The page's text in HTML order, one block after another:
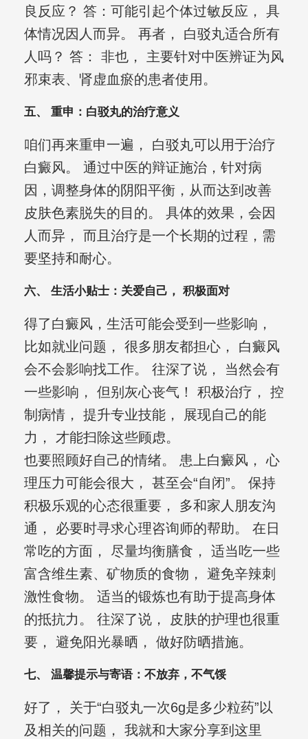
良反应？ 答：可能引起个体过敏反应， 具
体情况因人而异。 再者， 白驳丸适合所有
人吗？ 答： 非也， 主要针对中医辨证为风
邪束表、肾虚血瘀的患者使用。
五、 重申：白驳丸的治疗意义
咱们再来重申一遍， 白驳丸可以用于治疗
白癜风。 通过中医的辩证施治，针对病
因，调整身体的阴阳平衡，从而达到改善
皮肤色素脱失的目的。 具体的效果，会因
人而异， 而且治疗是一个长期的过程，需
要坚持和耐心。
六、 生活小贴士：关爱自己， 积极面对
得了白癜风，生活可能会受到一些影响，
比如就业问题， 很多朋友都担心， 白癜风
会不会影响找工作。 往深了说， 当然会有
一些影响， 但别灰心丧气！ 积极治疗， 控
制病情， 提升专业技能， 展现自己的能
力， 才能扫除这些顾虑。
也要照顾好自己的情绪。 患上白癜风， 心
理压力可能会很大， 甚至会“自闭”。 保持
积极乐观的心态很重要， 多和家人朋友沟
通， 必要时寻求心理咨询师的帮助。 在日
常吃的方面， 尽量均衡膳食， 适当吃一些
富含维生素、矿物质的食物， 避免辛辣刺
激性食物。 适当的锻炼也有助于提高身体
的抵抗力。 往深了说， 皮肤的护理也很重
要， 避免阳光暴晒， 做好防晒措施。
七、 温馨提示与寄语：不放弃，不气馁
好了， 关于“白驳丸一次6g是多少粒药”以
及相关的问题， 我就和大家分享到这里